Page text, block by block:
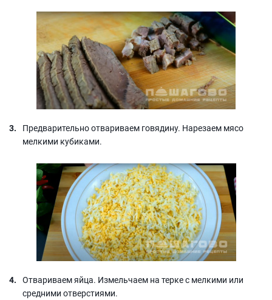
Предварительно отвариваем говядину. Нарезаем мясо
мелкими кубиками.
Отвариваем яйца. Измельчаем на терке с мелкими или
средними отверстиями.